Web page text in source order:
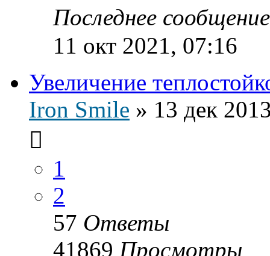
Последнее
11 окт 2021, 07:16
Увеличение
Iron Smile » 13 дек
1
2
57 Ответы
41869 Просмотры